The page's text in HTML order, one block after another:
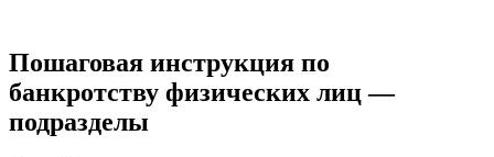
Пошаговая инструкция по
банкротству физических лиц —
подразделы